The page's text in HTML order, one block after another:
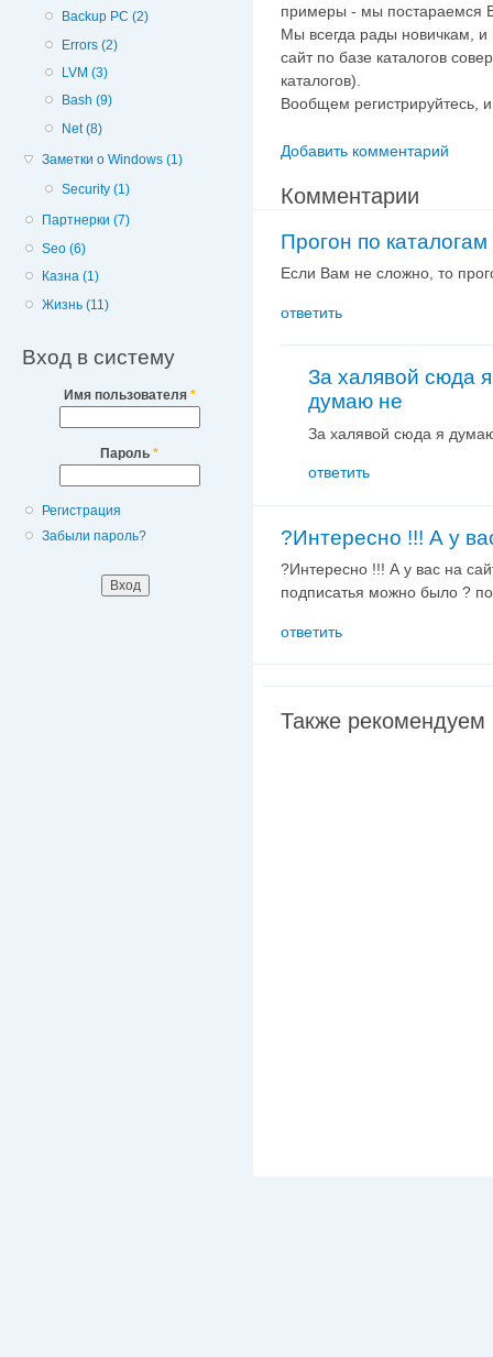
Backup PC (2)
Errors (2)
LVM (3)
Bash (9)
Net (8)
Заметки о Windows (1)
Security (1)
Партнерки (7)
Seo (6)
Казна (1)
Жизнь (11)
Вход в систему
Имя пользователя *
Пароль *
Регистрация
Забыли пароль?
примеры - мы постараемся
Мы всегда рады новичкам, и
сайт по базе каталогов
каталогов).
Вообщем
Добавить комментарий
Комментарии
Прогон по каталогам
Если Вам не сложно, то
ответить
За халявой сюда я
думаю не
За халявой сюда я
ответить
?Интересно !!! А у
?Интересно !!! А у вас на
подписатья можно было ? по
ответить
Также рекомендуем